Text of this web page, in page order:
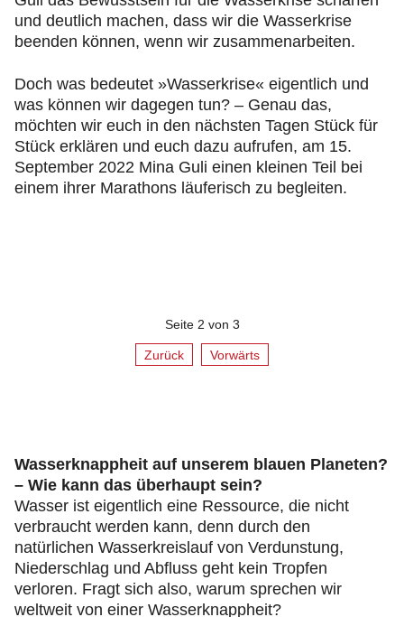
und deutlich machen, dass wir die Wasserkrise
beenden können, wenn wir zusammenarbeiten.
Doch was bedeutet »Wasserkrise« eigentlich und
was können wir dagegen tun? – Genau das,
möchten wir euch in den nächsten Tagen Stück für
Stück erklären und euch dazu aufrufen, am 15.
September 2022 Mina Guli einen kleinen Teil bei
einem ihrer Marathons läuferisch zu begleiten.
Seite 2 von 3
Zurück Vorwärts
Wasserknappheit auf unserem blauen Planeten?
– Wie kann das überhaupt sein?
Wasser ist eigentlich eine Ressource, die nicht
verbraucht werden kann, denn durch den
natürlichen Wasserkreislauf von Verdunstung,
Niederschlag und Abfluss geht kein Tropfen
verloren. Fragt sich also, warum sprechen wir
weltweit von einer Wasserknappheit?